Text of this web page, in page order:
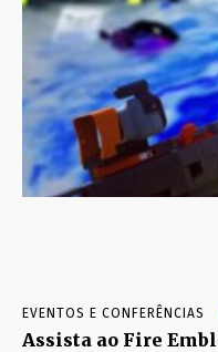
EVENTOS E CONFERÊNCIAS
Assista ao Fire